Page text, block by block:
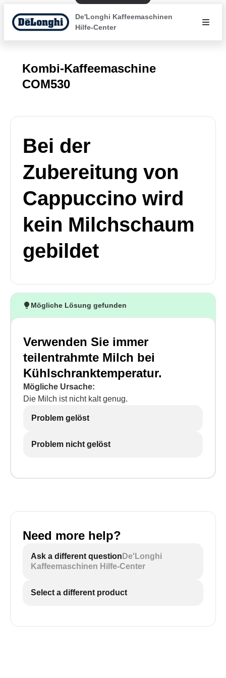
De'Longhi Kaffeemaschinen
Hilfe-Center
Kombi-Kaffeemaschine
COM530
Bei der
Zubereitung von
Cappuccino wird
kein Milchschaum
gebildet
Mögliche Lösung gefunden
Verwenden Sie immer
teilentrahmte Milch bei
Kühlschranktemperatur.
Mögliche Ursache:
Die Milch ist nicht kalt genug.
Problem gelöst
Problem nicht gelöst
Need more help?
Ask a different question De'Longhi
Kaffeemaschinen Hilfe-Center
Select a different product